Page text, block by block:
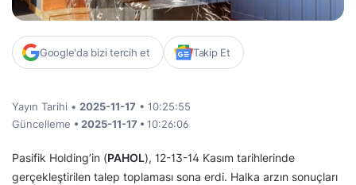
Google'da bizi tercih et Takip Et
Yayın Tarihi • 2025-11-17 • 10:25:55
Güncelleme • 2025-11-17 • 10:26:06
Pasifik Holding’in (PAHOL), 12-13-14 Kasım tarihlerinde
gerçekleştirilen talep toplaması sona erdi. Halka arzın sonuçları